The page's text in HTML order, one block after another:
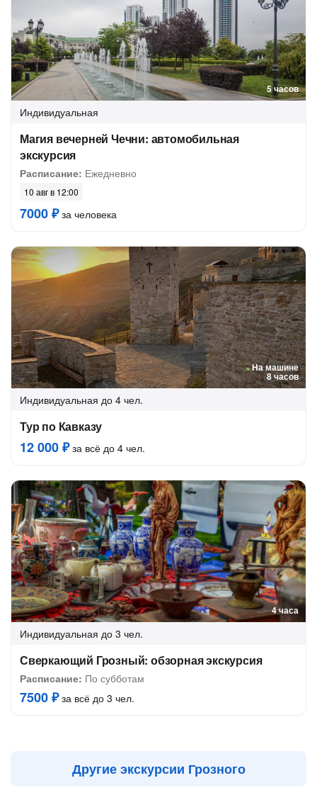
5 часов
Индивидуальная
Магия вечерней Чечни: автомобильная
экскурсия
Расписание: Ежедневно
10 авг в 12:00
7000 ₽за человека
На машине
8 часов
Индивидуальная до 4 чел.
Тур по Кавказу
12 000 ₽за всё до 4 чел.
4 часа
Индивидуальная до 3 чел.
Сверкающий Грозный: обзорная экскурсия
Расписание: По субботам
7500 ₽за всё до 3 чел.
Другие экскурсии Грозного